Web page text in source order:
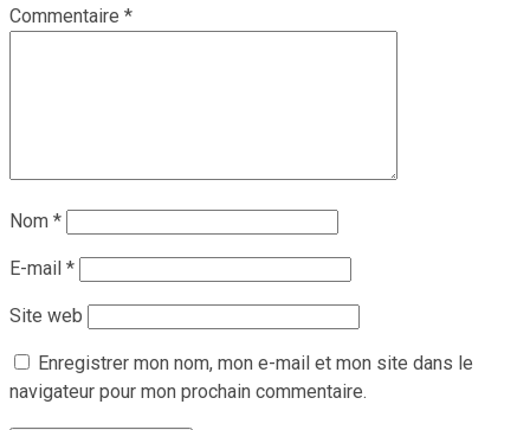
Commentaire *
Nom *
E-mail *
Site web
Enregistrer mon nom, mon e-mail et mon site dans le
navigateur pour mon prochain commentaire.